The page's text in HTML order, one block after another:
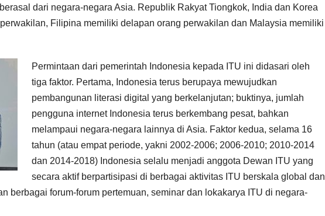
dari negara-negara Asia. Republik Rakyat Tiongkok, India dan Korea
Filipina memiliki delapan orang perwakilan dan Malaysia memiliki
Permintaan dari pemerintah Indonesia kepada ITU ini didasari oleh
tiga faktor. Pertama, Indonesia terus berupaya mewujudkan
pembangunan literasi digital yang berkelanjutan; buktinya, jumlah
pengguna internet Indonesia terus berkembang pesat, bahkan
melampaui negara-negara lainnya di Asia. Faktor kedua, selama 16
tahun (atau empat periode, yakni 2002-2006; 2006-2010; 2010-2014
dan 2014-2018) Indonesia selalu menjadi anggota Dewan ITU yang
secara aktif berpartisipasi di berbagai aktivitas ITU berskala global dan
berbagai forum-forum pertemuan, seminar dan lokakarya ITU di negara-